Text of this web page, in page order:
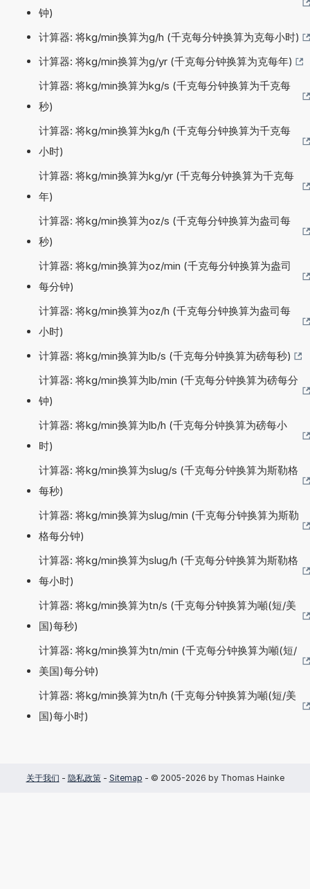
钟)
计算器: 将kg/min换算为g/h (千克每分钟换算为克每小时)
计算器: 将kg/min换算为g/yr (千克每分钟换算为克每年)
计算器: 将kg/min换算为kg/s (千克每分钟换算为千克每
秒)
计算器: 将kg/min换算为kg/h (千克每分钟换算为千克每
小时)
计算器: 将kg/min换算为kg/yr (千克每分钟换算为千克每
年)
计算器: 将kg/min换算为oz/s (千克每分钟换算为盎司每
秒)
计算器: 将kg/min换算为oz/min (千克每分钟换算为盎司
每分钟)
计算器: 将kg/min换算为oz/h (千克每分钟换算为盎司每
小时)
计算器: 将kg/min换算为lb/s (千克每分钟换算为磅每秒)
计算器: 将kg/min换算为lb/min (千克每分钟换算为磅每分
钟)
计算器: 将kg/min换算为lb/h (千克每分钟换算为磅每小
时)
计算器: 将kg/min换算为slug/s (千克每分钟换算为斯勒格
每秒)
计算器: 将kg/min换算为slug/min (千克每分钟换算为斯勒
格每分钟)
计算器: 将kg/min换算为slug/h (千克每分钟换算为斯勒格
每小时)
计算器: 将kg/min换算为tn/s (千克每分钟换算为噸(短/美
国)每秒)
计算器: 将kg/min换算为tn/min (千克每分钟换算为噸(短/
美国)每分钟)
计算器: 将kg/min换算为tn/h (千克每分钟换算为噸(短/美
国)每小时)
关于我们 - 隐私政策- Sitemap - © 2005-2026 by Thomas Hainke